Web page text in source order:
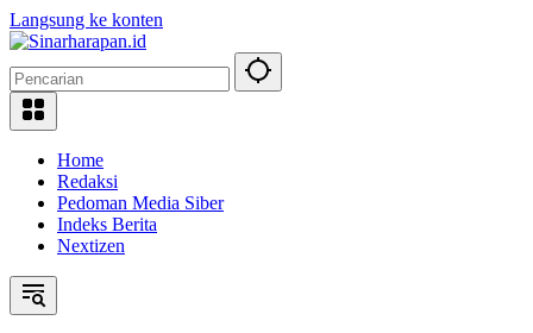
Langsung ke konten
Home
Redaksi
Pedoman Media Siber
Indeks Berita
Nextizen